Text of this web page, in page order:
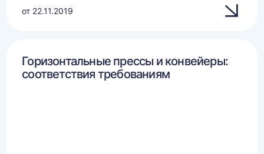
от 22.11.2019
Горизонтальные прессы и конвейеры:
соответствия требованиям